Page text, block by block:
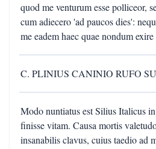
quod me venturum esse polliceor,
cum adiecero 'ad paucos dies':
me eadem haec quae nondum
C. PLINIUS CANINIO RUFO
Modo nuntiatus est Silius Italicus
finisse vitam. Causa mortis
insanabilis clavus, cuius taedio ad